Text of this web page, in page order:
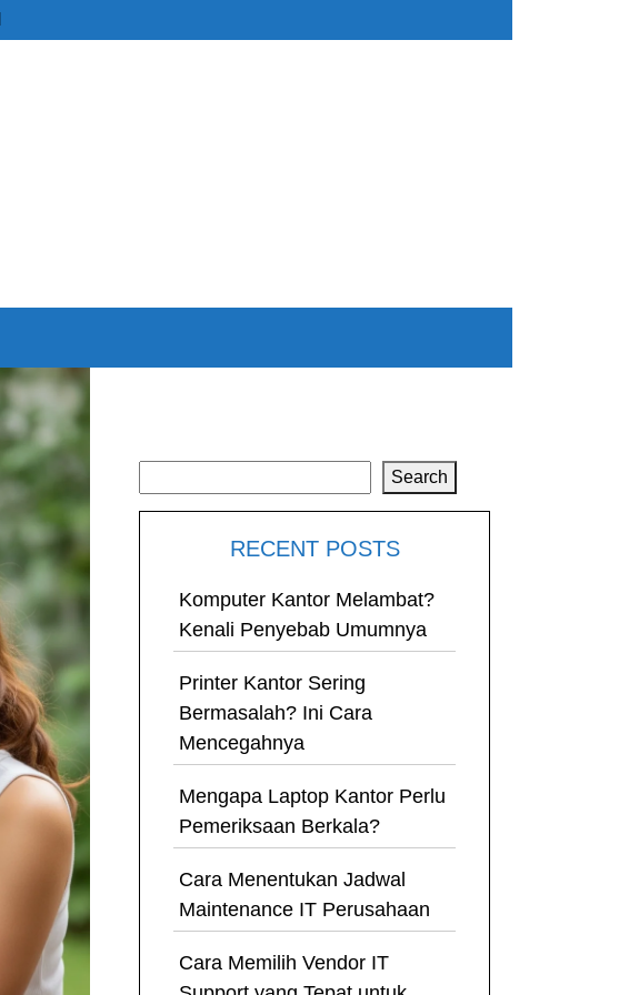
Search
RECENT POSTS
Komputer Kantor Melambat?
Kenali Penyebab Umumnya
Printer Kantor Sering
Bermasalah? Ini Cara
Mencegahnya
Mengapa Laptop Kantor Perlu
Pemeriksaan Berkala?
Cara Menentukan Jadwal
Maintenance IT Perusahaan
Cara Memilih Vendor IT